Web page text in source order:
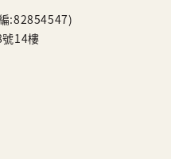
:82854547)
14樓